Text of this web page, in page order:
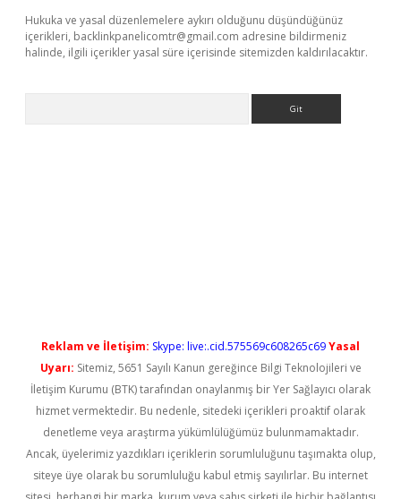
Hukuka ve yasal düzenlemelere aykırı olduğunu düşündüğünüz
içerikleri, backlinkpanelicomtr@gmail.com adresine bildirmeniz
halinde, ilgili içerikler yasal süre içerisinde sitemizden kaldırılacaktır.
Reklam ve İletişim: Skype: live:.cid.575569c608265c69Yasal
Uyarı: Sitemiz, 5651 Sayılı Kanun gereğince Bilgi Teknolojileri ve
İletişim Kurumu (BTK) tarafından onaylanmış bir Yer Sağlayıcı olarak
hizmet vermektedir. Bu nedenle, sitedeki içerikleri proaktif olarak
denetleme veya araştırma yükümlülüğümüz bulunmamaktadır.
Ancak, üyelerimiz yazdıkları içeriklerin sorumluluğunu taşımakta olup,
siteye üye olarak bu sorumluluğu kabul etmiş sayılırlar. Bu internet